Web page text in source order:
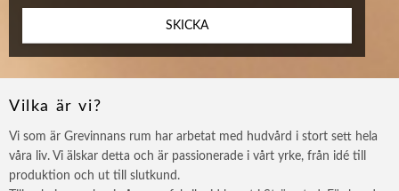
SKICKA
Vilka är vi?
Vi som är Grevinnans rum har arbetat med hudvård i stort sett hela
våra liv. Vi älskar detta och är passionerade i vårt yrke, från idé till
produktion och ut till slutkund.